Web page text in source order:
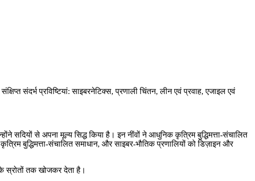
संदर्भ प्रविष्टियां: साइबरनेटिक्स, प्रणाली चिंतन, लीन एवं प्रवाह, एजाइल एवं
सदियों से अपना मूल्य सिद्ध किया है। इन नींवों ने आधुनिक कृत्रिम बुद्धिमत्ता-संचालित
बुद्धिमत्ता-संचालित समाधान, और साइबर-भौतिक प्रणालियों को डिज़ाइन और
स्रोतों तक खोजकर देता है।